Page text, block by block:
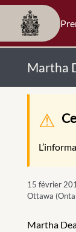
Martha
15 février
Ottawa
Martha